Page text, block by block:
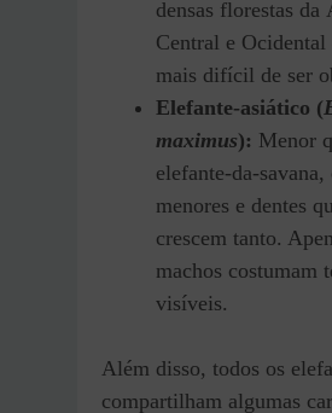
densas florestas da
Central e Ocidental
mais difícil de ser
Elefante-asiático (
maximus): Menor
elefante-da-
menores e dentes
crescem tanto.
machos costumam
visíveis.
Além disso, todos os
compartilham algumas